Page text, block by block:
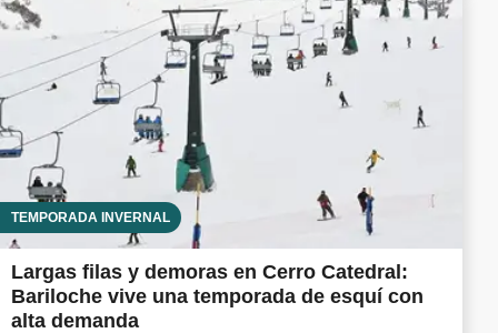
TEMPORADA INVERNAL
Largas filas y demoras en Cerro Catedral:
Bariloche vive una temporada de esquí con
alta demanda